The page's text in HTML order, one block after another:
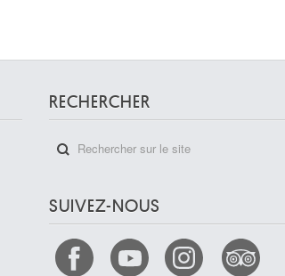
RECHERCHER
SUIVEZ-NOUS